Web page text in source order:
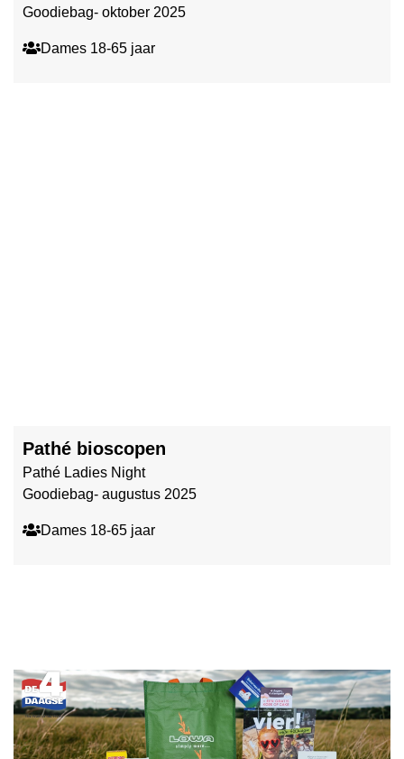
Goodiebag- oktober 2025
Dames 18-65 jaar
Pathé bioscopen
Pathé Ladies Night
Goodiebag- augustus 2025
Dames 18-65 jaar